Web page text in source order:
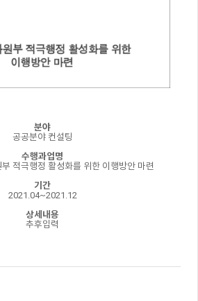
분야
공공분야 컨설팅
수행과업명
적극행정 활성화를 위한 이행방안 마련
기간
2021.04~2021.12
상세내용
추후입력